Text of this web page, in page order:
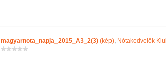
magyarnota_napja_2015_A3_2(3)(kép), Nótakedvelők